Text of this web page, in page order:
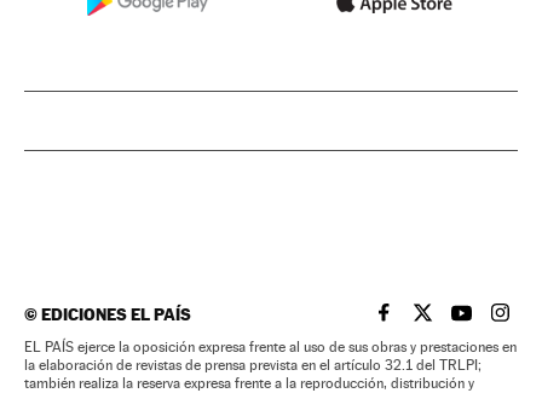
©EDICIONES EL PAÍS EL PAÍS BRASIL EN
EL PAÍSEL PAÍS
EL
EL PAÍS ejerce la oposición expresa frente al uso de sus obras y prestaciones en
la elaboración de revistas de prensa prevista en el artículo 32.1 del TRLPI;
también realiza la reserva expresa frente a la reproducción, distribución y